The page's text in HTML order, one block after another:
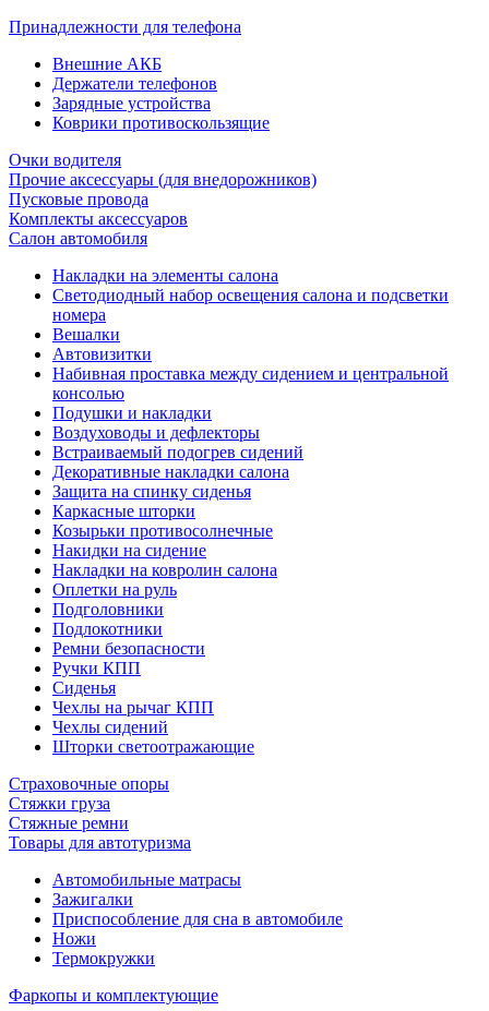
Принадлежности для телефона
Внешние АКБ
Держатели телефонов
Зарядные устройства
Коврики противоскользящие
Очки водителя
Прочие аксессуары (для внедорожников)
Пусковые провода
Комплекты аксессуаров
Салон автомобиля
Накладки на элементы салона
Светодиодный набор освещения салона и подсветки
номера
Вешалки
Автовизитки
Набивная проставка между сидением и центральной
консолью
Подушки и накладки
Воздуховоды и дефлекторы
Встраиваемый подогрев сидений
Декоративные накладки салона
Защита на спинку сиденья
Каркасные шторки
Козырьки противосолнечные
Накидки на сидение
Накладки на ковролин салона
Оплетки на руль
Подголовники
Подлокотники
Ремни безопасности
Ручки КПП
Сиденья
Чехлы на рычаг КПП
Чехлы сидений
Шторки светоотражающие
Страховочные опоры
Стяжки груза
Стяжные ремни
Товары для автотуризма
Автомобильные матрасы
Зажигалки
Приспособление для сна в автомобиле
Ножи
Термокружки
Фаркопы и комплектующие